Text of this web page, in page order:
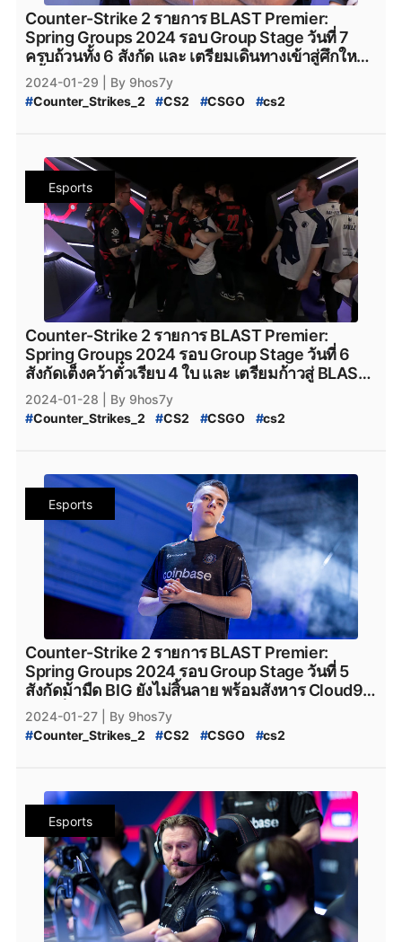
#FURIA_CS2 #Team_Spirit_CS2 #M80 #M80_CS2
#Rooster #Rooster_CS2 # Rebels # Rebels_Gaming
#Rebels_Gaming_CS2 # Monte #Monte_CS2 #MOUZ
# MOUZ_CS2 #Steam #เกมsteam #steam
Counter-Strike 2 รายการ BLAST Premier:
Spring Groups 2024 รอบ Group Stage วันที่ 7
ครบถ้วนทั้ง 6 สังกัด และ เตรียมเดินทางเข้าสู่ศึกใหญ่
ครั้งใหม่อย่าง IEM Katowice 2024
2024-01-29
| By 9hos7y
#Counter_Strikes_2 #CS2 #CSGO #cs2
เกมsteam #steam #Counter_Strike_Global_Offensive
Valve Natus_Vincere #navi
NAVI #Heroic #Faze_Clan #FaZe_Clan #Cloud9
C9 #G2Esports #g2esports #Complexity_Gaming
Ninjas_in_Pyjamas #NiP #NiP_CS2
team_liquid
GamerLegion #Gamer_Legion #Team_Falcons
Team_Spirit VirtusPro #Astralis
AstralisCS2
BIG_CS2 #
OG_CS2
IEM_Katowice_2024
Katowice_2024
#Intel_Extreme_Masters_Katowice_2024
Esports
Counter-Strike 2 รายการ BLAST Premier:
Spring Groups 2024 รอบ Group Stage วันที่ 6
สังกัดเต็งคว้าตั๋วเรียบ 4 ใบ และ เตรียมก้าวสู่ BLAST
Premier Spring Final 2024 ช่วงกลางปี
2024-01-28
| By 9hos7y
#Counter_Strikes_2 #CS2 #CSGO #cs2
เกมsteam #steam #Counter_Strike_Global_Offensive
Valve #Team_Vitality #Natus_Vincere #
navi
NAVI #Heroic #Faze_Clan #FaZe_Clan # Cloud9
C9 G2Esports g2esports #
Complexity_Gaming
Ninjas_in_Pyjamas #NiP # NiP_CS2 #team_liquid
GamerLegion #Gamer_Legion #Team_Falcons
Team_Spirit # VirtusPro # Astralis #AstralisCS2
#BIG_CS2 #og #OG #OG_CS2
Esports
Counter-Strike 2 รายการ BLAST Premier:
Spring Groups 2024 รอบ Group Stage วันที่ 5
สังกัดม้ามืด BIG ยังไม่สิ้นลาย พร้อมสังหาร Cloud9
กระเด็นกลับบ้านไปด้วยสกอร์ 2-0 แบบตึง ๆ
2024-01-27
| By 9hos7y
#Counter_Strikes_2 #CS2 #CSGO #cs2
เกมsteam #steam #Counter_Strike_Global_Offensive
Valve Team_Vitality #Natus_Vincere #navi
NAVI #Heroic #Faze_Clan #FaZe_Clan #Cloud9
C9 #G2Esports #g2esports
Complexity_Gaming
Ninjas_in_Pyjamas #NiP #NiP_CS2 #team_liquid
GamerLegion #Gamer_Legion #Team_Falcons
Team_Spirit #VirtusPro #Astralis
AstralisCS2
BIG #BIG_CS2 #og #OG #OG_CS2
Esports